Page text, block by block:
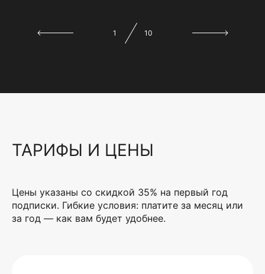
1 10
ТАРИФЫ И ЦЕНЫ
Цены указаны со скидкой 35% на первый год
подписки. Гибкие условия: платите за месяц или
за год — как вам будет удобнее.